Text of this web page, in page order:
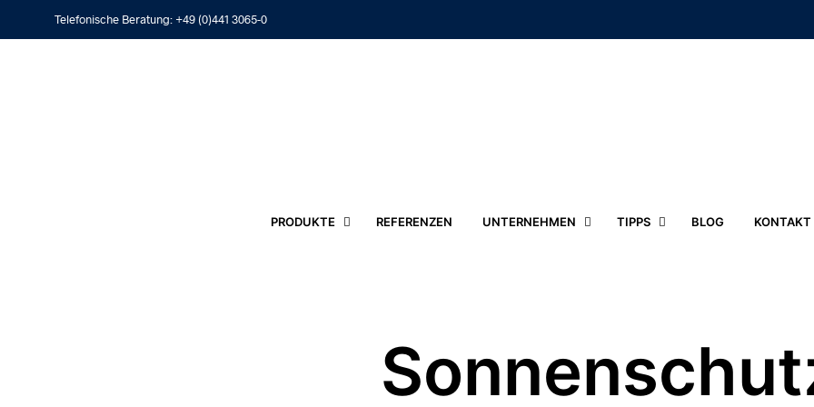
Telefonische Beratung: +49 (0)441 3065-0
PRODUKTE REFERENZEN UNTERNEHMEN TIPPS BLOG KONTAKT